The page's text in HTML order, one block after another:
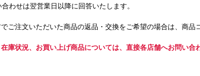
わせは翌営業日以降に回答いたします。
ご注文いただいた商品の返品・交換をご希望の場合は、商品
庫状況、お買い上げ商品については、直接各店舗へお問い合